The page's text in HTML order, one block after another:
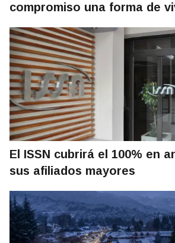
compromiso una forma de
El ISSN cubrirá el 100% en
sus afiliados mayores